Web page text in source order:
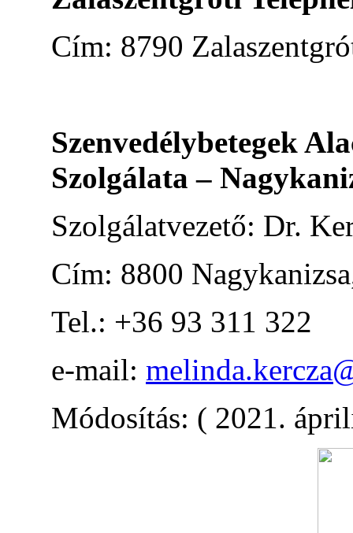
Cím: 8790
Szenvedélybetegek
Szolgálata –
Szolgálatvezető: Dr.
Cím: 8800
Tel.: +36 93 311 322
e-mail:
Módosítás: ( 2021.